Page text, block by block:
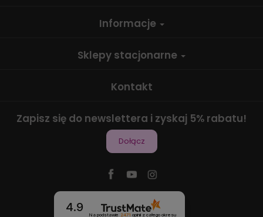
Informacje
Sklepy stacjonarne
Kontakt
Zapisz się do newslettera i zyskaj 5% rabatu!
Dołącz
4.9
Na podstawie 2471 opinii z całego okresu